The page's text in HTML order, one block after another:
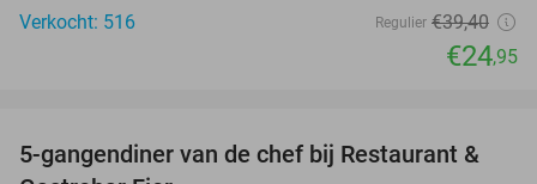
Verkocht: 516
Regulier €39,40
€24,95
43%
5-gangendiner van de chef bij Restaurant &